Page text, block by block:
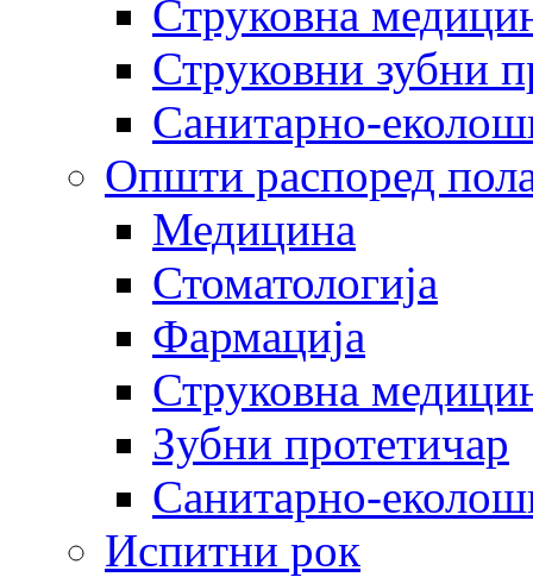
Струковна
Струковни зубни
Санитарно-
Општи распоред
Медицина
Стоматологија
Фармација
Струковна
Зубни протетичар
Санитарно-
Испитни рок